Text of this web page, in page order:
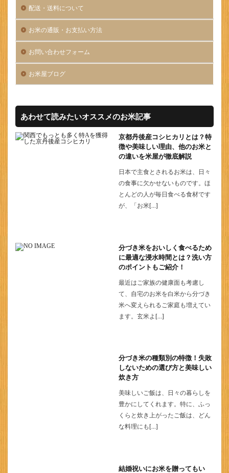
配送・送料について
お米の通販・お支払い方法
お問い合わせフォーム
お米屋ブログ
あわせて読みたいオススメのお米記事
京都丹後産コシヒカリとは？特
徴や美味しい理由、他のお米と
の違いを米屋が徹底解説
日本で主食とされるお米は、日々
の食事に欠かせないものです。ほ
とんどの人が毎日食べる食材です
が、「お米[…]
分づき米をおいしく食べるため
に最適な浸水時間とは？洗い方
のポイントもご紹介！
最近はご家族の健康面も考慮し
て、自宅のお米を白米から分づき
米へ変えられるご家庭も増えてい
ます。玄米よ[…]
分づき米の種類別の特徴！失敗
しないための選び方と美味しい
炊き方
美味しいご飯は、日々の暮らしを
豊かにしてくれます。特に、ふっ
くらと炊き上がったご飯は、どん
な料理にも[…]
結婚祝いにお米を贈ってもい